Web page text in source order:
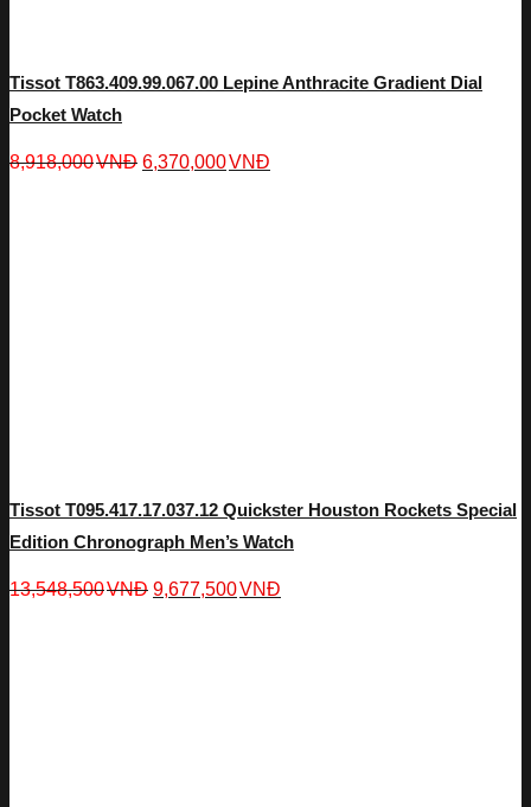
Tissot T863.409.99.067.00 Lepine Anthracite Gradient Dial
Pocket Watch
8,918,000VNĐ 6,370,000VNĐ
Tissot T095.417.17.037.12 Quickster Houston Rockets Special
Edition Chronograph Men’s Watch
13,548,500VNĐ 9,677,500VNĐ